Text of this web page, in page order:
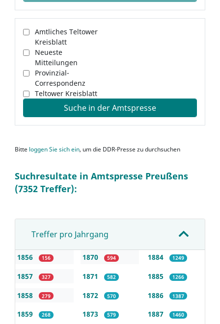
Amtliches Teltower
Kreisblatt
Neueste
Mitteilungen
Provinzial-
Correspondenz
Teltower Kreisblatt
Suche in der Amtspresse
Bitte loggen Sie sich ein, um die DDR-Presse zu durchsuchen
Suchresultate in Amtspresse Preußens
(7352 Treffer):
Treffer pro Jahrgang
1856 156
1857 327
1858 279
1859 268
1870 594
1871 582
1872 570
1873 579
1884 1249
1885 1266
1886 1387
1887 1460